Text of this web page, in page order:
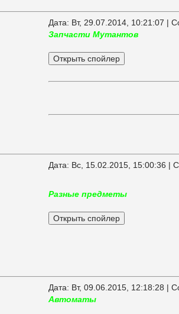
Дата: Вт, 29.07.2014, 10:21:07 |
Запчасти Мутантов
Дата: Вс, 15.02.2015, 15:00:36 |
Разные предметы
Дата: Вт, 09.06.2015, 12:18:28 |
Автоматы